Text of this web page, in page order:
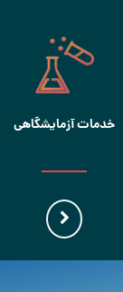
خدمات آزمایشگاهی